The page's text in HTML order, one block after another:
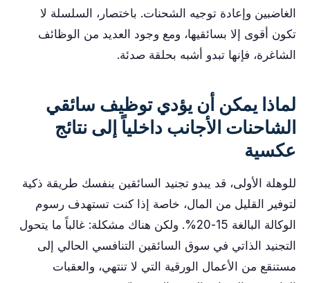
الغاضبين وإعادة توجيه الشحنات. باختصار، السلسلة لا
تكون أقوى إلا بسائقيها، ومع وجود العديد من الوظائف
الشاغرة، فإنها تبدو أشبه بحلقة صدئة.
لماذا يمكن أن يؤدي توظيف سائقي
الشاحنات الأجانب داخلياً إلى نتائج
عكسية
للوهلة الأولى، قد يبدو تجنيد السائقين بنفسك طريقة ذكية
لتوفير القليل من المال، خاصة إذا كنت تستهدف رسوم
الوكالة البالغة 15-20%. ولكن هناك مشكلة: غالباً ما يتحول
التجنيد الذاتي في سوق السائقين التنافسي الحالي إلى
مستنقع من الأعمال الورقية التي لا تنتهي، والعقبات